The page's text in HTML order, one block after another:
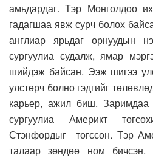
амьдардаг. Тэр Монголдоо
гадагшаа явж сурч болох
англиар ярьдаг орнуудын
сургуулиа судалж, ямар
шийдэж байсан. Ээж шигээ
улстөрч болно гэдгийг
карьер, ажил биш.
сургуулиа Америкт
Стэнфордыг төгссөн. Тэр
талаар зөндөө ном бичсэн.